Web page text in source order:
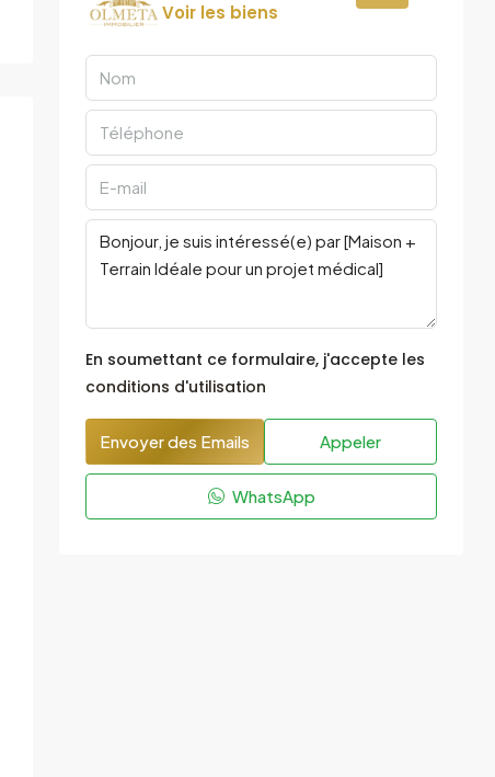
Voir les biens
En soumettant ce formulaire, j'accepte les
conditions d'utilisation
Envoyer des Emails Appeler
WhatsApp